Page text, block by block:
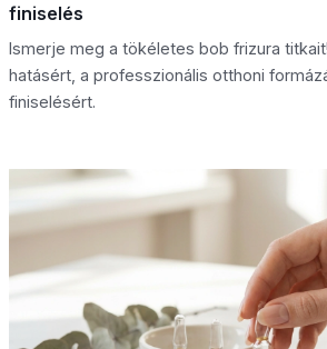
finiselés
Ismerje meg a tökéletes bob frizura
hatásért, a professzionális otthoni
finiselésért.